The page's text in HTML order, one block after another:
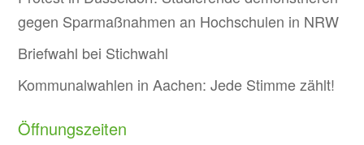
gegen Sparmaßnahmen an Hochschulen in NRW
Briefwahl bei Stichwahl
Kommunalwahlen in Aachen: Jede Stimme zählt!
Öffnungszeiten